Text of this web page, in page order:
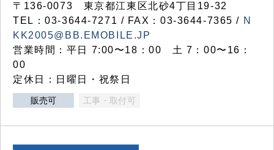
〒136-0073 東京都江東区北砂4丁目19-32
TEL：03‐3644‐7271 / FAX：03-3644-7365 / N
KK2005@BB.EMOBILE.JP
営業時間：平日 7:00〜18：00 土 7：00〜16：
00
定休日：日曜日・祝祭日
販売可 工事・取付可